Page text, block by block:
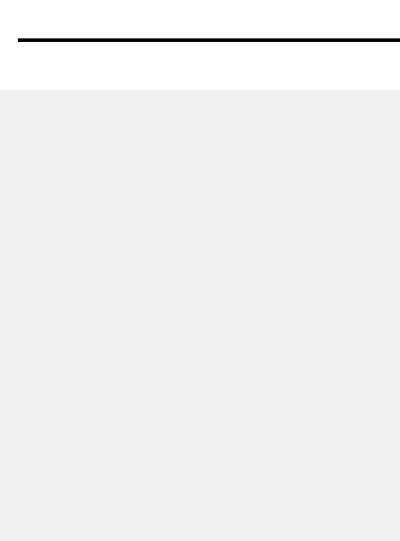
Gestellungspflicht